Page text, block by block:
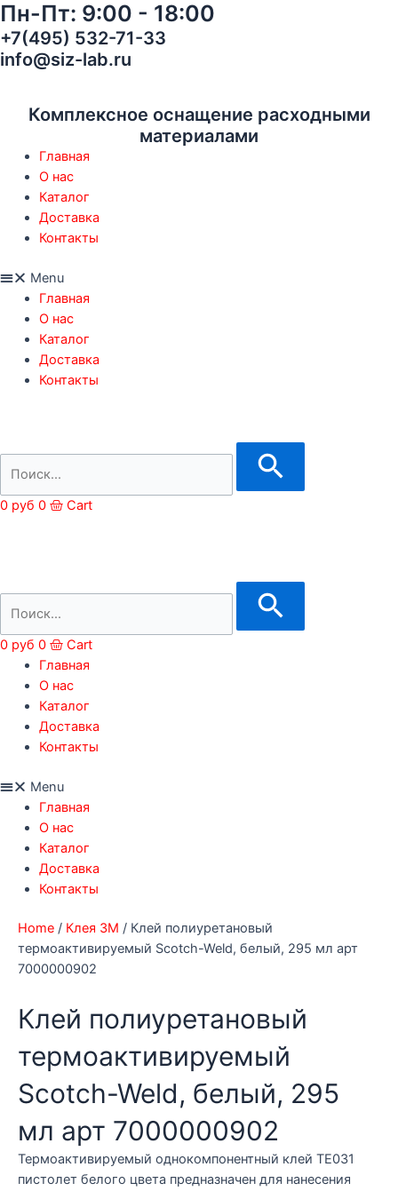
Перейти
к
содержимому
Пн-Пт: 9:00 - 18:00
+7(495) 532-71-33
info@siz-lab.ru
Комплексное оснащение расходными
материалами
Главная
О нас
Каталог
Доставка
Контакты
Menu
Главная
О нас
Каталог
Доставка
Контакты
0 руб 0 Cart
0 руб 0
Cart
Главная
О нас
Каталог
Доставка
Контакты
Menu
Главная
О нас
Каталог
Доставка
Контакты
Home / Клея 3М / Клей полиуретановый
термоактивируемый Scotch-Weld, белый, 295 мл арт
7000000902
Клей полиуретановый
термоактивируемый
Scotch-Weld, белый, 295
мл арт 7000000902
Термоактивируемый однокомпонентный клей TЕ031
пистолет белого цвета предназначен для нанесения
Клей
полиуретановый
термоактивируемый
Scotch-
белый,
мл
арт
7000000902
quantity